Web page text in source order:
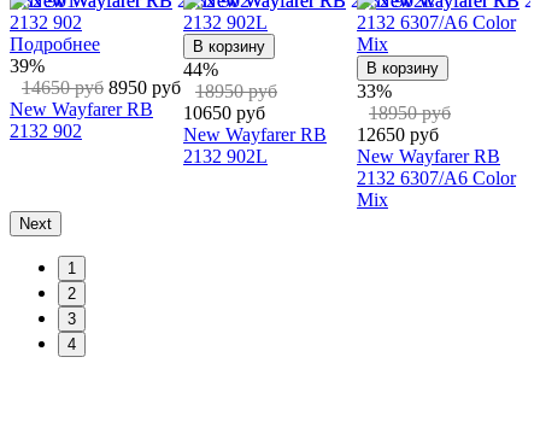
В корзину
16950 руб
10650 руб
New Wayfarer RB
Подробнее
22%
12750 руб
9940 руб
New Wayfarer RB
2132 622
30%
12750 руб
New Wayfarer
2132 710
Next
1
2
3
4